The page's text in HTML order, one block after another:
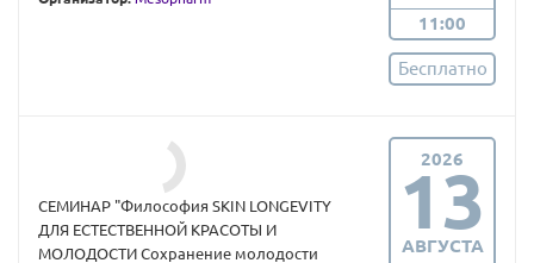
11:00
Бесплатно
СЕМИНАР "Философия SKIN LONGEVITY
ДЛЯ ЕСТЕСТВЕННОЙ КРАСОТЫ И
МОЛОДОСТИ Сохранение молодости
2026
13
АВГУСТА